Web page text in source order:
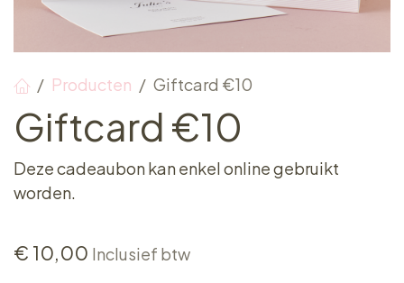
Producten Giftcard €10
Giftcard €10
Deze cadeaubon kan enkel online gebruikt
worden.
€ 10,00 Inclusief btw